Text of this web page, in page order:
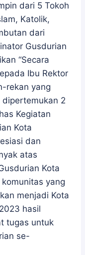
dari 5 Tokoh
Katolik,
dari
Gusdurian
“Secara
Ibu Rektor
rekan yang
2
Kegiatan
Kota
dan
atas
Kota
yang
menjadi Kota
hasil
tugas untuk
se-